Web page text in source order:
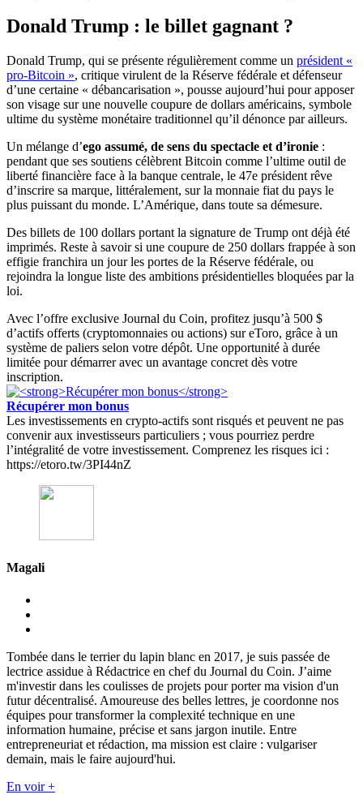
Donald Trump : le billet gagnant ?
Donald Trump, qui se présente régulièrement comme un président «
pro-Bitcoin », critique virulent de la Réserve fédérale et défenseur
d’une certaine « débancarisation », pousse aujourd’hui pour apposer
son visage sur une nouvelle coupure de dollars américains, symbole
ultime du système monétaire traditionnel qu’il dénonce par ailleurs.
Un mélange d’ego assumé, de sens du spectacle et d’ironie :
pendant que ses soutiens célèbrent Bitcoin comme l’ultime outil de
liberté financière face à la banque centrale, le 47e président rêve
d’inscrire sa marque, littéralement, sur la monnaie fiat du pays le
plus puissant du monde. L’Amérique, dans toute sa démesure.
Des billets de 100 dollars portant la signature de Trump ont déjà été
imprimés. Reste à savoir si une coupure de 250 dollars frappée à son
effigie franchira un jour les portes de la Réserve fédérale, ou
rejoindra la longue liste des ambitions présidentielles bloquées par la
loi.
Avec l’offre exclusive Journal du Coin, profitez jusqu’à 500 $
d’actifs offerts (cryptomonnaies ou actions) sur eToro, grâce à un
système de paliers selon votre dépôt. Une opportunité à durée
limitée pour démarrer avec un avantage concret dès votre
inscription.
Récupérer mon bonus
Les investissements en crypto-actifs sont risqués et peuvent ne pas
convenir aux investisseurs particuliers ; vous pourriez perdre
l’intégralité de votre investissement. Comprenez les risques ici :
https://etoro.tw/3PI44nZ
Magali
Tombée dans le terrier du lapin blanc en 2017, je suis passée de
lectrice assidue à Rédactrice en chef du Journal du Coin. J’aime
m'investir dans les coulisses de projets pour porter ma vision d'un
futur décentralisé. Amoureuse des belles lettres, je coordonne nos
équipes pour transformer la complexité technique en une
information humaine, précise et sans jargon inutile. Entre
entrepreneuriat et rédaction, ma mission est claire : vulgariser
demain, mais le faire aujourd'hui.
En voir +